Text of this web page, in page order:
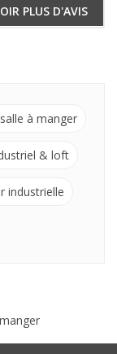
PLUS D'AVIS
à manger
& loft
industrielle